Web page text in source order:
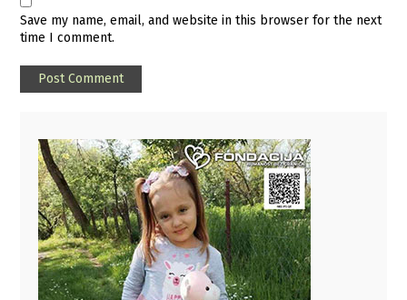
Save my name, email, and website in this browser for the next
time I comment.